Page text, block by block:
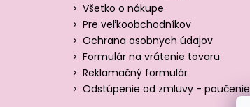
Všetko o nákupe
Pre veľkoobchodníkov
Ochrana osobnych údajov
Formulár na vrátenie tovaru
Reklamačný formulár
Odstúpenie od zmluvy - poučenie